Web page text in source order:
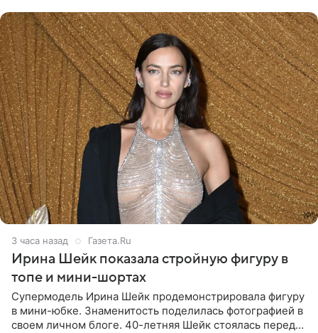
3 часа назад Газета.Ru
Ирина Шейк показала стройную фигуру в
топе и мини-шортах
Супермодель Ирина Шейк продемонстрировала фигуру
в мини-юбке. Знаменитость поделилась фотографией в
своем личном блоге. 40-летняя Шейк стоялась перед